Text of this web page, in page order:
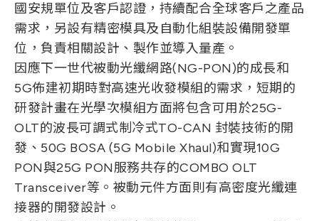
國安規單位及客戶認證，持續配合全球客戶之產品
需求，另設有精密模具及自動化組裝設備開發單
位，負責相關設計、製作並導入量產。
因應下一世代被動光纖網路(NG-PON)的成長和
5G佈建初期時對高速光收發模組的需求，短期的
研發計畫在光學次模組方面將包含可用於25G-
OLT的波長可調式制冷式TO-CAN 封裝技術的開
發、50G BOSA (5G Mobile Xhaul)和實現10G
PON與25G PON服務共存的COMBO OLT
Transceiver等。被動元件方面則有高密度光纖連
接器的開發設計。